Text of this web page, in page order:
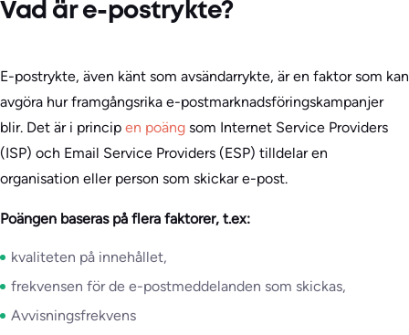
Vad är e-postrykte?
E-postrykte, även känt som avsändarrykte, är en faktor som kan
avgöra hur framgångsrika e-postmarknadsföringskampanjer
blir. Det är i princip en poäng som Internet Service Providers
(ISP) och Email Service Providers (ESP) tilldelar en
organisation eller person som skickar e-post.
Poängen baseras på flera faktorer, t.ex:
kvaliteten på innehållet,
frekvensen för de e-postmeddelanden som skickas,
Avvisningsfrekvens